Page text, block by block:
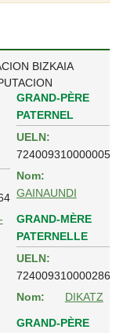
BIZKAIA
GRAND-PÈRE
PATERNEL
UELN:
724009310000005
Nom:
GAINAUNDI
GRAND-MÈRE
PATERNELLE
UELN:
724009310000286
Nom:
DIKATZ
GRAND-PÈRE